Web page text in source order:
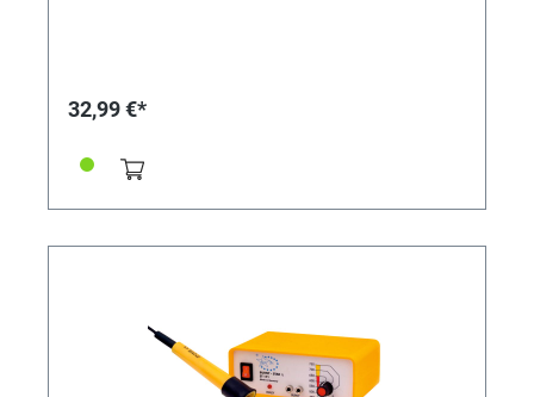
Zusatzinformationen 230 V/25 W
32,99 €*